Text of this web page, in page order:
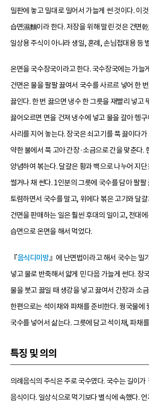
밀판에 놓고 밀대로 밀어서 가늘게 썬 것이다. 이
습면濕麵이라 한다. 저장을 위해 말린 것은 건면
일상용 주식이 아니라 생일, 혼례, 손님접대용 등
온면을 국수장국이라고 한다. 국수장국에는 가늘
건면은 물을 팔팔 끓여서 국수를 사르르 넣어 한
끓인다. 한 번 끓으면 냉수 한 그릇을 재빨리 넣고
끓어오르면 면을 건져 냉수에 넣고 물을 갈아 헹
사리를 지어 놓는다. 장국은 쇠고기를 푹 끓이다
약한 불에서 푹 고아 간장·소금으로 간을 맞춘다.
양념하여 볶는다. 달걀은 황과 백으로 나누어 지
썰거나 채 썬다. 1인분의 그릇에 국수를 담아 팔팔
토렴하면서 국수를 말고, 위에다 볶은 고기와 달
건면을 판매하는 일은 훨씬 후대의 일이고, 전대
습면으로 온면을 해서 먹었다.
『음식디미방』에 난면법이라고 해서 국수는 밀
넣고 물로 반죽해서 얇게 민 다음 가늘게 썬다. 장
물을 붓고 끓일 때 생강을 넣고 끓여서 간장과 소
한편으로는 석이채와 파채를 준비한다. 꿩국물에
국수를 넣어서 삶는다. 그릇에 담고 석이채, 파채
특징 및 의의
의례음식의 주식은 주로 국수였다. 국수는 길이
음식이다. 일상식으로 먹기보다 별식에 속했다.